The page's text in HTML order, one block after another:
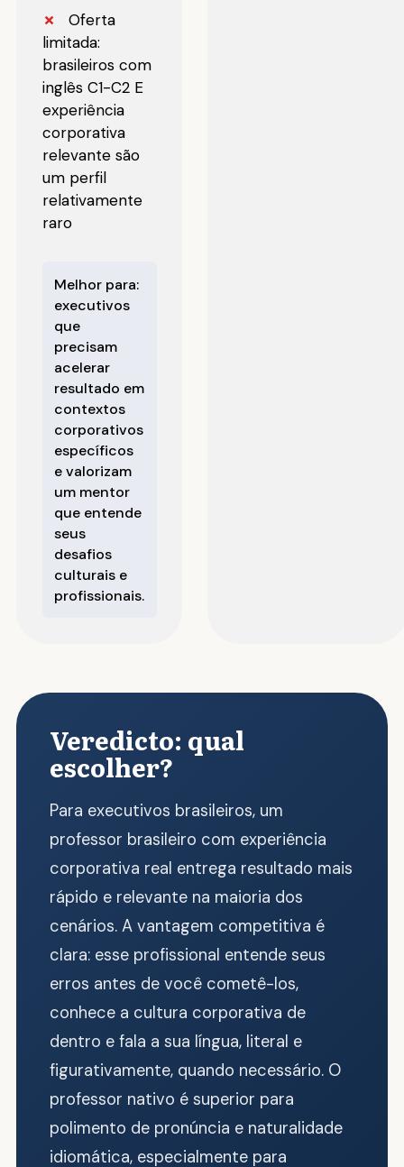
✗
Oferta
limitada:
brasileiros com
inglês C1-C2 E
experiência
corporativa
relevante são
um perfil
relativamente
raro
Melhor para:
executivos
que
precisam
acelerar
resultado em
contextos
corporativos
específicos
e valorizam
um mentor
que entende
seus
desafios
culturais e
profissionais.
Veredicto: qual
escolher?
Para executivos brasileiros, um
professor brasileiro com experiência
corporativa real entrega resultado mais
rápido e relevante na maioria dos
cenários. A vantagem competitiva é
clara: esse profissional entende seus
erros antes de você cometê-los,
conhece a cultura corporativa de
dentro e fala a sua língua, literal e
figurativamente, quando necessário. O
professor nativo é superior para
polimento de pronúncia e naturalidade
idiomática, especialmente para